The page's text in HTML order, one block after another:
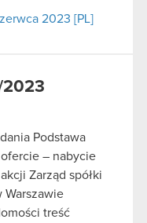
2023 [PL]
2023
Podstawa
– nabycie
Zarząd spółki
Warszawie
treść